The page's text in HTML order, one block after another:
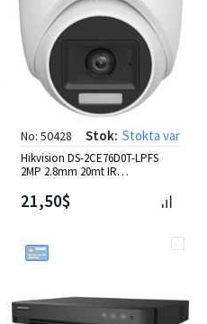
No: 50428 Stok: Stokta var
Hikvision DS-2CE76D0T-LPFS
2MP 2.8mm 20mt IR
TVI Kame
21,50$